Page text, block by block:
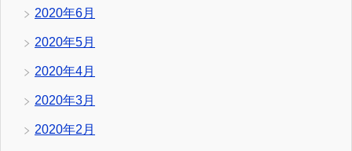
2020年6月
2020年5月
2020年4月
2020年3月
2020年2月